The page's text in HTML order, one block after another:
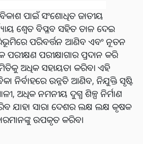
ବିକାଶ ପାଇଁ ସଂଶୋଧିତ ଜାତୀୟ
ଶ୍ୱେତ ବିପ୍ଳବ ସହିତ ତାଳ ଦେଇ
ପରିବର୍ତ୍ତନ ଆଣିବ ଏବଂ ନୂତନ
ପରୀକ୍ଷଣ ପରୀକ୍ଷାଗାର ପ୍ରଦାନ କରି
ଅଧିକ ସହାୟତା କରିବ। ଏହି
ନିର୍ବାହରେ ଉନ୍ନତି ଆଣିବ, ନିଯୁକ୍ତି ସୃଷ୍ଟି
ଅଧିକ ନମନୀୟ ଦୁଗ୍ଧ ଶିଳ୍ପ ନିର୍ମାଣ
ଯାହା ସାରା ଦେଶର ଲକ୍ଷ ଲକ୍ଷ କୃଷକ
ଉପକୃତ କରିବ।